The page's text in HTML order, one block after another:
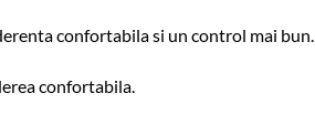
confortabila si un control mai bun.
confortabila.